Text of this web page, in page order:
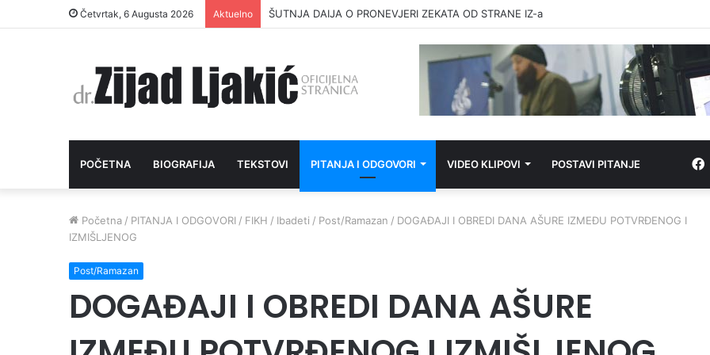
Četvrtak, 6 Augusta 2026 Aktuelno ŠUTNJA DAIJA O PRONEVJERI ZEKATA OD STRANE IZ-a
POČETNA BIOGRAFIJA TEKSTOVI PITANJA I ODGOVORI VIDEO KLIPOVI POSTAVI PITANJE
Početna / PITANJA I ODGOVORI / FIKH / Ibadeti / Post/Ramazan / DOGAĐAJI I OBREDI DANA AŠURE IZMEĐU POTVRĐENOG I
IZMIŠLJENOG
Post/Ramazan
DOGAĐAJI I OBREDI DANA AŠURE